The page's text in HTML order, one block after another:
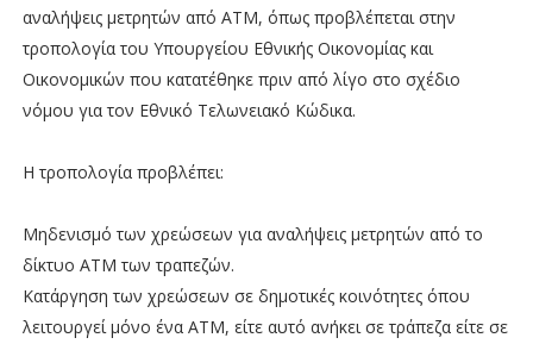
αναλήψεις μετρητών από ΑΤΜ, όπως προβλέπεται στην
τροπολογία του Υπουργείου Εθνικής Οικονομίας και
Οικονομικών που κατατέθηκε πριν από λίγο στο σχέδιο
νόμου για τον Εθνικό Τελωνειακό Κώδικα.
Η τροπολογία προβλέπει:
Μηδενισμό των χρεώσεων για αναλήψεις μετρητών από το
δίκτυο ΑΤΜ των τραπεζών.
Κατάργηση των χρεώσεων σε δημοτικές κοινότητες όπου
λειτουργεί μόνο ένα ΑΤΜ, είτε αυτό ανήκει σε τράπεζα είτε σε